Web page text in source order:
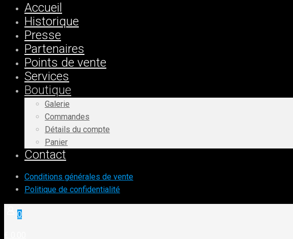
Accueil
Historique
Presse
Partenaires
Points de vente
Services
Boutique
Galerie
Commandes
Détails du compte
Panier
Contact
Conditions générales de vente
Politique de confidentialité
0